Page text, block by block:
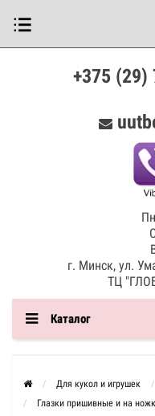
+375
г. Минск, ул.
ТЦ
Каталог
Для кукол и игрушек
Глазки пришивные и на